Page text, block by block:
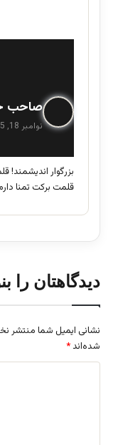
صاحب
نوامبر 18, 2015 در 2:36 ق.ظ
بزرگوار
قلمت برکت تمنا
دیدگاهتان را
نشانی ایمیل شما منتشر
شده‌اند *